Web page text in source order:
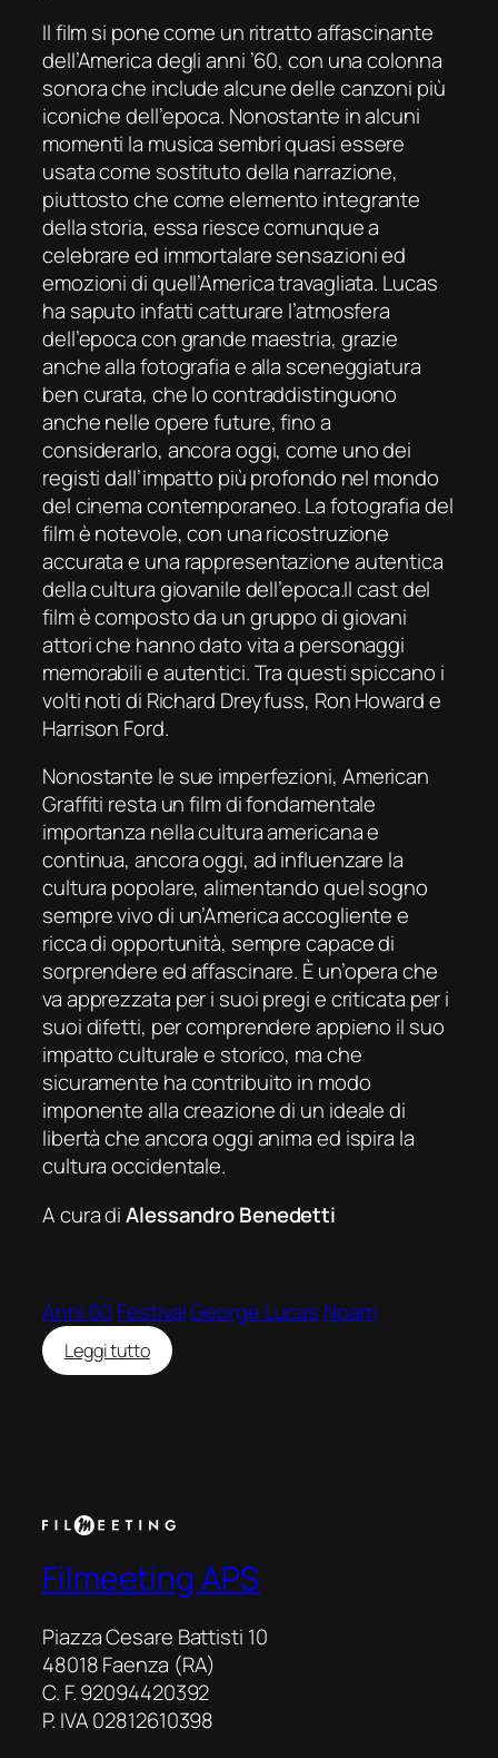
Il film si pone come un ritratto affascinante
dell’America degli anni ’60, con una colonna
sonora che include alcune delle canzoni più
iconiche dell’epoca. Nonostante in alcuni
momenti la musica sembri quasi essere
usata come sostituto della narrazione,
piuttosto che come elemento integrante
della storia, essa riesce comunque a
celebrare ed immortalare sensazioni ed
emozioni di quell’America travagliata. Lucas
ha saputo infatti catturare l’atmosfera
dell’epoca con grande maestria, grazie
anche alla fotografia e alla sceneggiatura
ben curata, che lo contraddistinguono
anche nelle opere future, fino a
considerarlo, ancora oggi, come uno dei
registi dall’impatto più profondo nel mondo
del cinema contemporaneo. La fotografia del
film è notevole, con una ricostruzione
accurata e una rappresentazione autentica
della cultura giovanile dell’epoca.Il cast del
film è composto da un gruppo di giovani
attori che hanno dato vita a personaggi
memorabili e autentici. Tra questi spiccano i
volti noti di Richard Dreyfuss, Ron Howard e
Harrison Ford.
Nonostante le sue imperfezioni, American
Graffiti resta un film di fondamentale
importanza nella cultura americana e
continua, ancora oggi, ad influenzare la
cultura popolare, alimentando quel sogno
sempre vivo di un’America accogliente e
ricca di opportunità, sempre capace di
sorprendere ed affascinare. È un’opera che
va apprezzata per i suoi pregi e criticata per i
suoi difetti, per comprendere appieno il suo
impatto culturale e storico, ma che
sicuramente ha contribuito in modo
imponente alla creazione di un ideale di
libertà che ancora oggi anima ed ispira la
cultura occidentale.
A cura diAlessandro Benedetti
Anni 60 FestivalGeorge Lucas Noam
Leggi tutto:
American
Filmeeting APS
Piazza Cesare Battisti 10
48018 Faenza (RA)
C. F. 92094420392
P. IVA 02812610398